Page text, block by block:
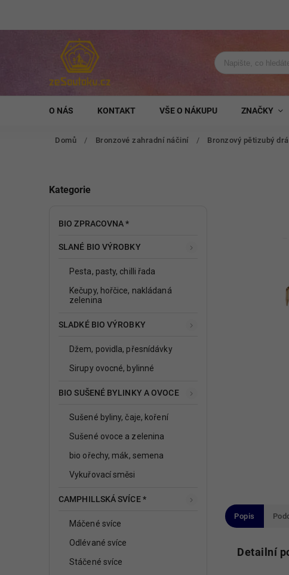
O NÁS KONTAKT VŠE O NÁKUPU ZNAČKY
Domů / Bronzové zahradní náčiní / Bronzový pětizubý
Kategorie
BIO ZPRACOVNA *
SLANÉ BIO VÝROBKY
Pesta, pasty, chilli řada
Kečupy, hořčice, nakládaná
zelenina
SLADKÉ BIO VÝROBKY
Džem, povidla, přesnídávky
Sirupy ovocné, bylinné
BIO SUŠENÉ BYLINKY A OVOCE
Sušené byliny, čaje, koření
Sušené ovoce a zelenina
bio ořechy, mák, semena
Vykuřovací směsi
CAMPHILLSKÁ SVÍCE *
Máčené svíce
Odlévané svíce
Stáčené svíce
Popis
Detailní